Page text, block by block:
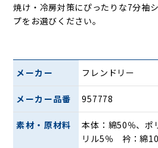
焼け・冷房対策にぴったりな7分袖
プをお選びください。
メーカー フレンドリー
メーカー品番 957778
素材・原材料
本体：綿50％、ポ
リル5％ 衿：綿